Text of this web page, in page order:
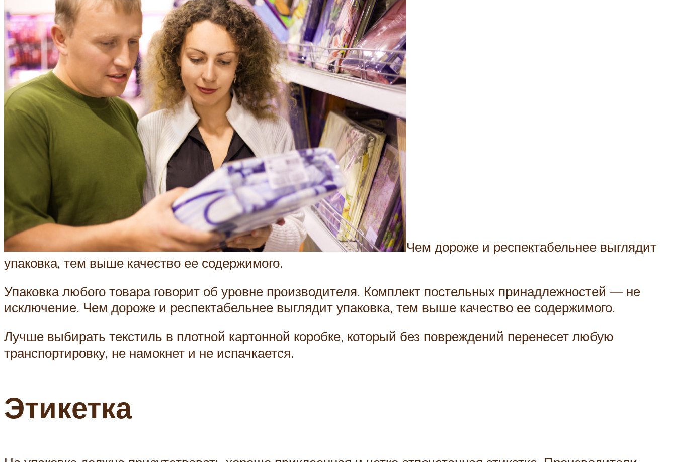
Чем дороже и респектабельнее выглядит
упаковка, тем выше качество ее содержимого.
Упаковка любого товара говорит об уровне производителя. Комплект постельных принадлежностей — не
исключение. Чем дороже и респектабельнее выглядит упаковка, тем выше качество ее содержимого.
Лучше выбирать текстиль в плотной картонной коробке, который без повреждений перенесет любую
транспортировку, не намокнет и не испачкается.
Этикетка